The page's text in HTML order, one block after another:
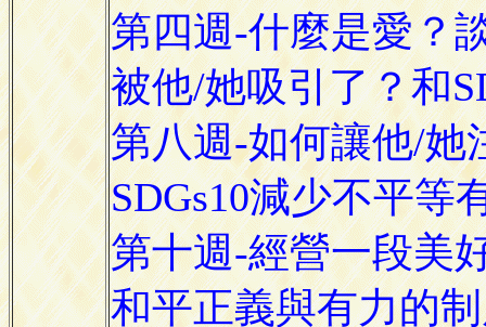
第四週-什麼是愛？
被他/她吸引了？和
第八週-如何讓他/她
SDGs10減少不平等
第十週-經營一段美
和平正義與有力的